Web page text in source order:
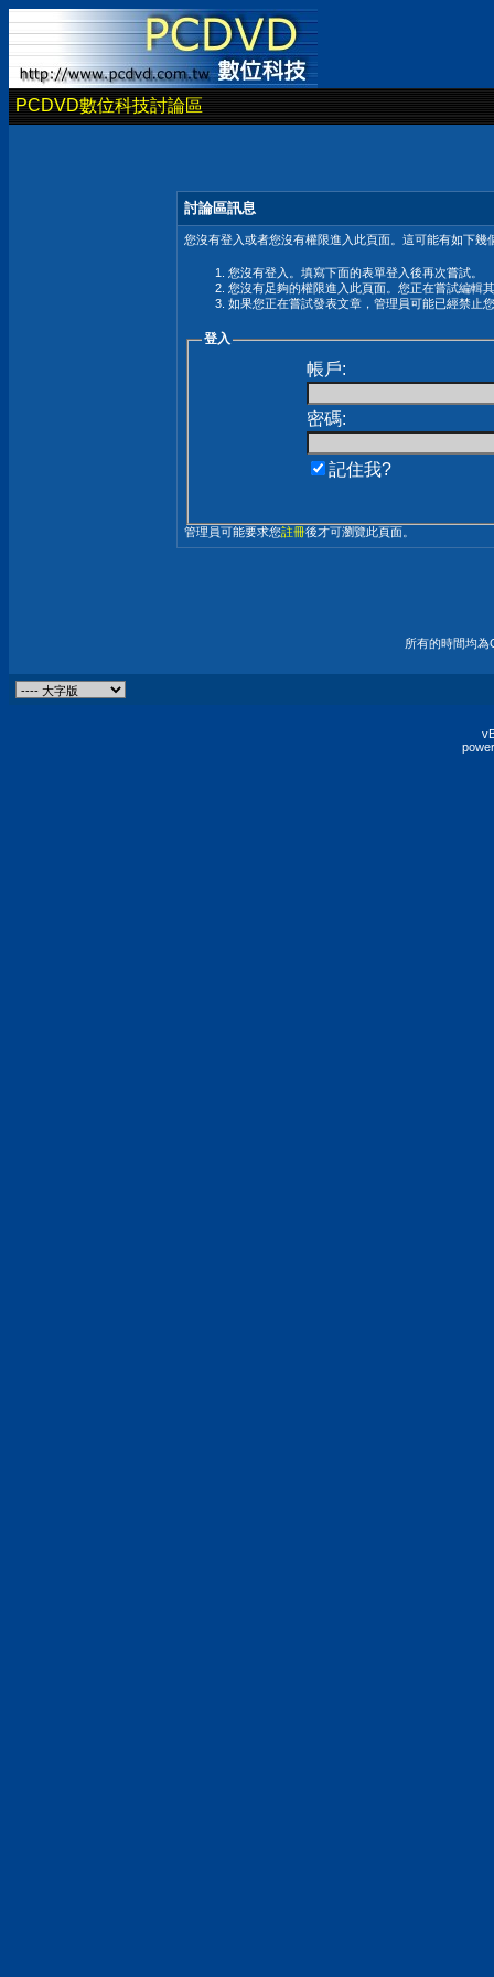
PCDVD數位科技討論區
討論區訊息
您沒有登入或者您沒有權限進入此頁面。這可能有如下幾
您沒有登入。填寫下面的表單登入後再次嘗試。
您沒有足夠的權限進入此頁面。您正在嘗試編輯
如果您正在嘗試發表文章，管理員可能已經禁止
登入
帳戶:
密碼:
記住我?
管理員可能要求您註冊後才可瀏覽此頁面。
所有的時間均為